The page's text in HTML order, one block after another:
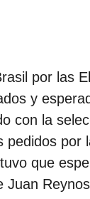
por las
y
con la
por
que